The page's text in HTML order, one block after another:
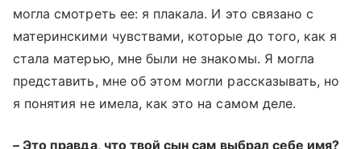
могла смотреть ее: я плакала. И это связано с
материнскими чувствами, которые до того, как я
стала матерью, мне были не знакомы. Я могла
представить, мне об этом могли рассказывать, но
я понятия не имела, как это на самом деле.
– Это правда, что твой сын сам выбрал себе имя?